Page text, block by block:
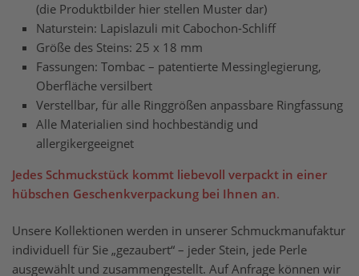
(die Produktbilder hier stellen Muster dar)
Naturstein: Lapislazuli mit Cabochon-Schliff
Größe des Steins: 25 x 18 mm
Fassungen: Tombac – patentierte Messinglegierung,
Oberfläche versilbert
Verstellbar, für alle Ringgrößen anpassbare Ringfassung
Alle Materialien sind hochbeständig und
allergikergeeignet
Jedes Schmuckstück kommt liebevoll verpackt in einer
hübschen Geschenkverpackung bei Ihnen an.
Unsere Kollektionen werden in unserer Schmuckmanufaktur
individuell für Sie „gezaubert“ – jeder Stein, jede Perle
ausgewählt und zusammengestellt. Auf Anfrage können wir